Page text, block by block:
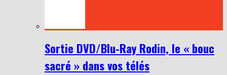
Sortie DVD/Blu-Ray Rodin, le « bouc
sacré » dans vos télés